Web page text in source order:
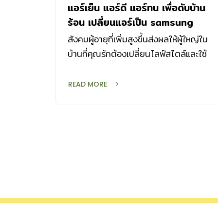
แอร์เย็น แอร์ดี แอร์ทน เพื่อดับบ้าน
ร้อน เปลี่ยนแอร์เป็น samsung
wind-free
สังคมผู้อายุที่เพิ่มสูงขึ้นส่งผลให้ผู้ใหญ่ใน
บ้านที่คุณรักต้องเปลี่ยนไลฟ์สไตล์และใช้
READ MORE